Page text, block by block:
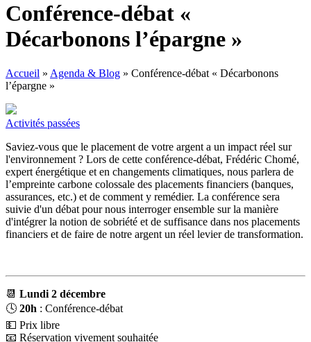
Conférence-débat «
Décarbonons l’épargne »
Accueil » Agenda & Blog » Conférence-débat « Décarbonons
l’épargne »
Activités passées
Saviez-vous que le placement de votre argent a un impact réel sur
l'environnement ? Lors de cette conférence-débat, Frédéric Chomé,
expert énergétique et en changements climatiques, nous parlera de
l’empreinte carbone colossale des placements financiers (banques,
assurances, etc.) et de comment y remédier. La conférence sera
suivie d'un débat pour nous interroger ensemble sur la manière
d'intégrer la notion de sobriété et de suffisance dans nos placements
financiers et de faire de notre argent un réel levier de transformation.
📆 Lundi 2 décembre
🕓️ 20h : Conférence-débat
💵 Prix libre
📧 Réservation vivement souhaitée